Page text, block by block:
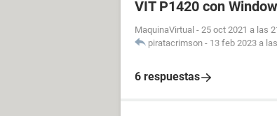
VIT P1420 con
MaquinaVirtual - 25 oct 2021 a las
piratacrimson - 13 feb 2023 a
6 respuestas